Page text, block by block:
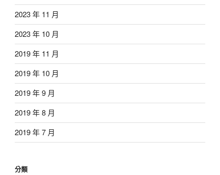
2023 年 11 月
2023 年 10 月
2019 年 11 月
2019 年 10 月
2019 年 9 月
2019 年 8 月
2019 年 7 月
分類